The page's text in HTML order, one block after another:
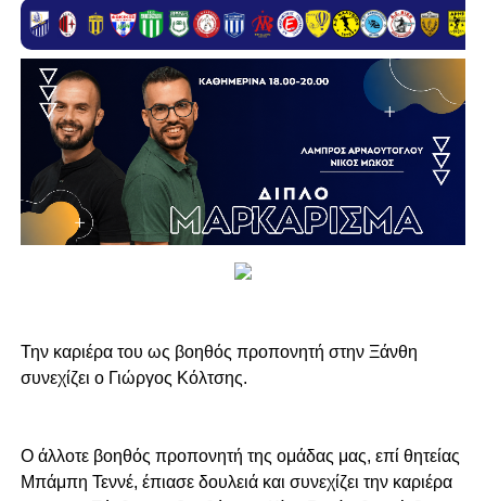
Την καριέρα του ως βοηθός προπονητή στην Ξάνθη
συνεχίζει ο Γιώργος Κόλτσης.
Ο άλλοτε βοηθός προπονητή της ομάδας μας, επί θητείας
Μπάμπη Τεννέ, έπιασε δουλειά και συνεχίζει την καριέρα